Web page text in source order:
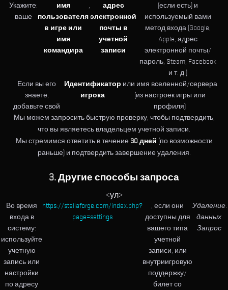
Укажите:
ваше
имя
пользователя
в игре или
имя
командира
,
адрес
электронной
почты в
учетной
записи
(если есть) и
используемый вами
метод входа (Google,
Apple, адрес
электронной почты/
пароль, Steam, Facebook
и т. д.)
Если вы его
знаете,
добавьте свой
Идентификатор
игрока
или имя вселенной/сервера
(из настроек игры или
профиля)
Мы можем запросить быструю проверку, чтобы подтвердить,
что вы являетесь владельцем учетной записи.
Мы стремимся ответить в течение 30 дней (по возможности
раньше) и подтвердить завершение удаления.
3. Другие способы запроса
<ул>
Во время
входа в
систему:
используйте
учетную
запись или
настройки
по адресу
https://stellaforge.com/index.php?
page=settings
, если они
доступны для
вашего типа
учетной
записи, или
внутриигровую
поддержку/
билет со
Удаление
данных
Запрос
.